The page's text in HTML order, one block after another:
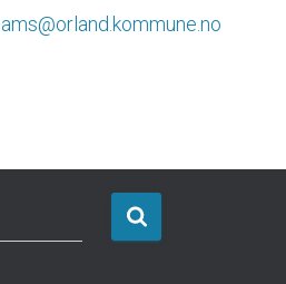
ams@orland.kommune.no